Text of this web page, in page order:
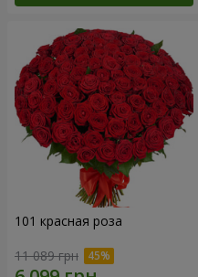
101 красная роза
11 089 грн